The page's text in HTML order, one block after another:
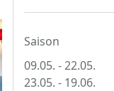
Saison
09.05. - 22.05.
23.05. - 19.06.